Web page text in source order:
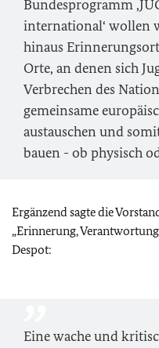
Bundesprogramm
international‘ wollen
hinaus
Orte, an denen sich
Verbrechen des
gemeinsame
austauschen und
bauen - ob physisch
Ergänzend sagte die
„Erinnerung,
Despot:
Eine wache und